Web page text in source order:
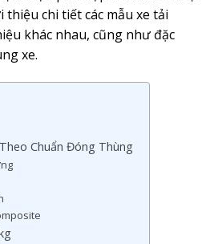
thiệu chi tiết các mẫu xe tải
khác nhau, cũng như đặc
xe.
Chuẩn Đóng Thùng